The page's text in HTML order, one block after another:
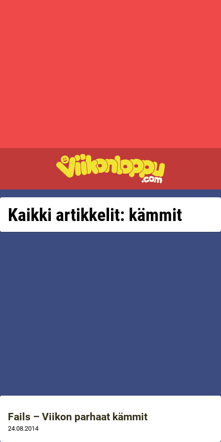
Kaikki artikkelit: kämmit
Fails – Viikon parhaat kämmit
24.08.2014